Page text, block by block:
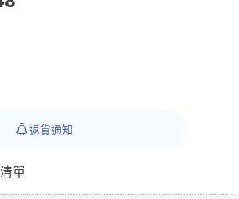
返貨通知
單